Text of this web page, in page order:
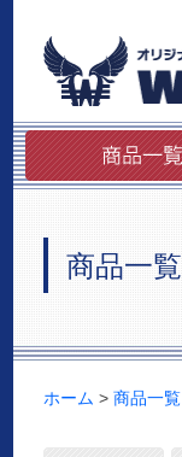
商品一覧
ホーム > 商品一覧